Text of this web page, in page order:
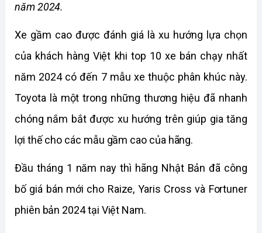
năm 2024.
Xe gầm cao được đánh giá là xu hướng lựa chọn
của khách hàng Việt khi top 10 xe bán chạy nhất
năm 2024 có đến 7 mẫu xe thuộc phân khúc này.
Toyota là một trong những thương hiệu đã nhanh
chóng nắm bắt được xu hướng trên giúp gia tăng
lợi thế cho các mẫu gầm cao của hãng.
Đầu tháng 1 năm nay thì hãng Nhật Bản đã công
bố giá bán mới cho Raize, Yaris Cross và Fortuner
phiên bản 2024 tại Việt Nam.